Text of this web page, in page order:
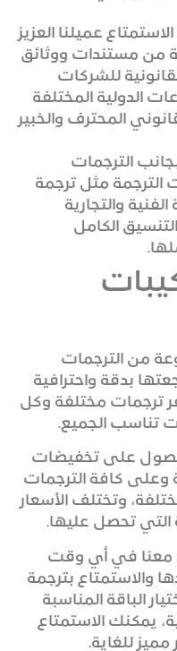
عميلنا العزيز
من مستندات ووثائق
للشركات
الدولية المختلفة
المحترف والخبير
الترجمات
الترجمة مثل ترجمة
والتجارية
الكامل
من الترجمات
بدقة واحترافية
ترجمات مختلفة وكل
تناسب الجميع.
على تخفيضات
وعلى كافة الترجمات
وتختلف الأسعار
التي تحصل عليها.
معنا في أي وقت
والاستمتاع بترجمة
الباقة المناسبة
يمكنك الاستمتاع
للغاية.